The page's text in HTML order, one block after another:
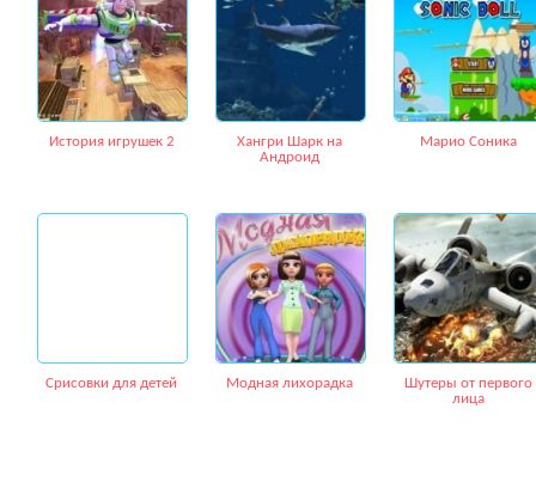
История игрушек 2
Хангри Шарк на
Андроид
Марио Соника
Срисовки для детей Модная лихорадка
Шутеры от первого
лица